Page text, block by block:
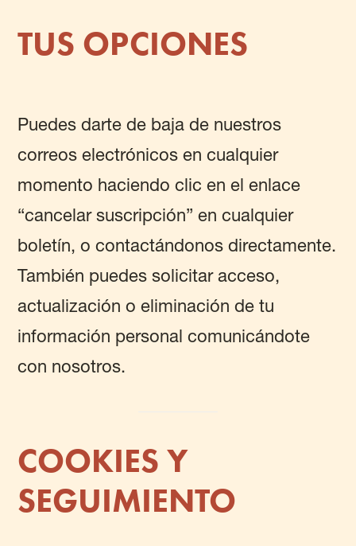
TUS OPCIONES
Puedes darte de baja de nuestros
correos electrónicos en cualquier
momento haciendo clic en el enlace
“cancelar suscripción” en cualquier
boletín, o contactándonos directamente.
También puedes solicitar acceso,
actualización o eliminación de tu
información personal comunicándote
con nosotros.
COOKIES Y
SEGUIMIENTO